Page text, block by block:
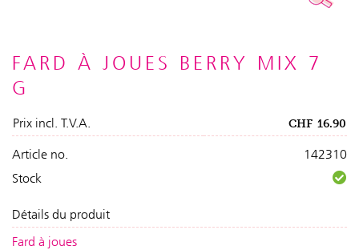
FARD À JOUES BERRY MIX 7
G
Prix incl. T.V.A. CHF 16.90
Article no.
142310
Stock
Détails du produit
Fard à joues